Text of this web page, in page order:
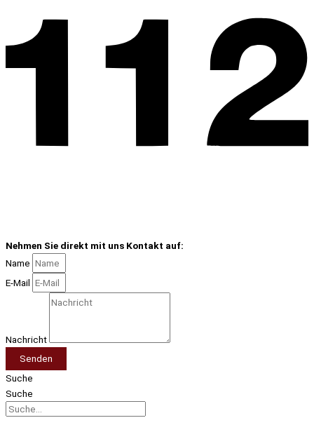
Nehmen Sie direkt mit uns Kontakt auf:
Name
E-Mail
Nachricht
Senden
Suche
Suche